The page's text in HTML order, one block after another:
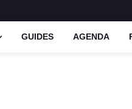
GUIDES AGENDA